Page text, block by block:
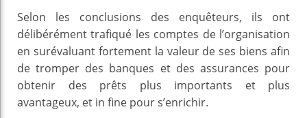
Selon les conclusions des enquêteurs, ils ont
délibérément trafiqué les comptes de l’organisation
en surévaluant fortement la valeur de ses biens afin
de tromper des banques et des assurances pour
obtenir des prêts plus importants et plus
avantageux, et in fine pour s’enrichir.